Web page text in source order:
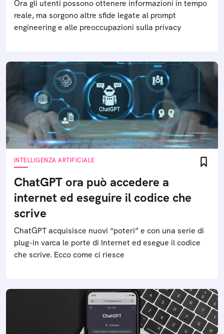
Ora gli utenti possono ottenere informazioni in tempo
reale, ma sorgono altre sfide legate al prompt
engineering e alle preoccupazioni sulla privacy
INTELLIGENZA ARTIFICIALE
ChatGPT ora può accedere a
internet ed eseguire il codice che
scrive
ChatGPT acquisisce nuovi “poteri” e con una serie di
plug-in varca le porte di Internet ed esegue il codice
che scrive. Ecco come ci riesce